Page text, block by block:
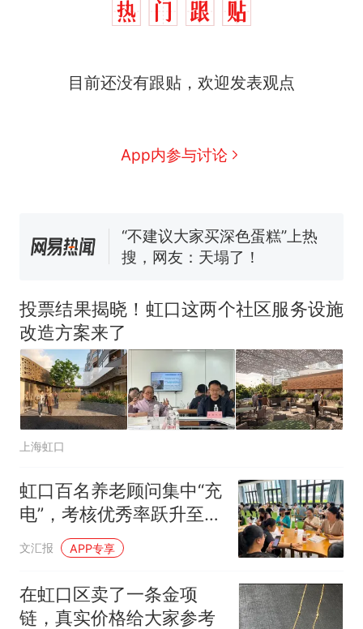
目前还没有跟贴，欢迎发表观点
App内参与讨论
因老师一句“跟我回家”改写了
眼了……
佛山一中学招聘物理教师，笔
试前13名均遭淘汰？教育局：
“不建议大家买深色蛋糕”上热
搜，网友：天塌了！
汁，致多名乘客在飞行途中排
队上厕所！乘客：机上100多
非每架飞机都会发放西梅汁
那个在床头放菜刀的女孩，
因老师一句“跟我回家”改写了
人生
投票结果揭晓！虹口这两个社区服务设施
改造方案来了
上海虹口
虹口百名养老顾问集中“充
电”，考核优秀率跃升至
97.3%
文汇报 APP专享
在虹口区卖了一条金项
链，真实价格给大家参考